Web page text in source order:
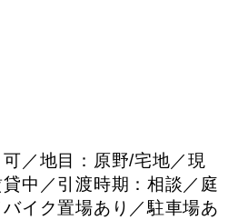
倉崎海岸」。
ブパーク」でカヌー体験、
芸に触れ、
／地目：原野/宅地／現
中／引渡時期：相談／庭
イク置場あり／駐車場あ